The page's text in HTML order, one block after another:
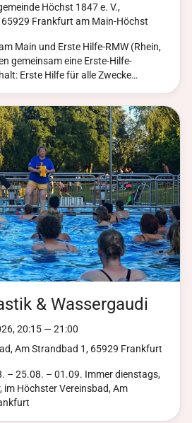
Höchst 1847 e. V.,
Frankfurt am Main-Höchst
Main und Erste Hilfe-RMW (Rhein,
gemeinsam eine Erste-Hilfe-
Erste Hilfe für alle Zwecke
16 Jahre) Dauer: 9:00 – 16:30 Uhr
Bitte ca. 15 Minuten früher am
der Kurs pünktlich beginnen kann.
Anmeldung Anmeldung erfolgt über Netta .
& Wassergaudi
20:15 — 21:00
Am Strandbad 1, 65929 Frankfurt
– 25.08. – 01.09. Immer dienstags,
im Höchster Vereinsbad, Am